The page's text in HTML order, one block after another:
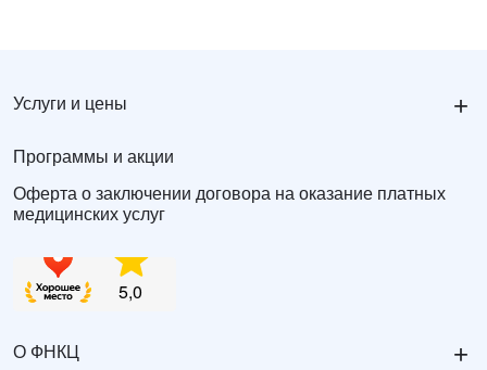
Услуги и цены +
Программы и акции
Оферта о заключении договора на оказание платных
медицинских услуг
О ФНКЦ +